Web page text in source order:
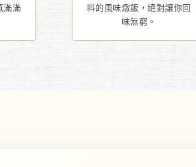
滿滿
料的風味燉飯，絕對讓你回
味無窮。